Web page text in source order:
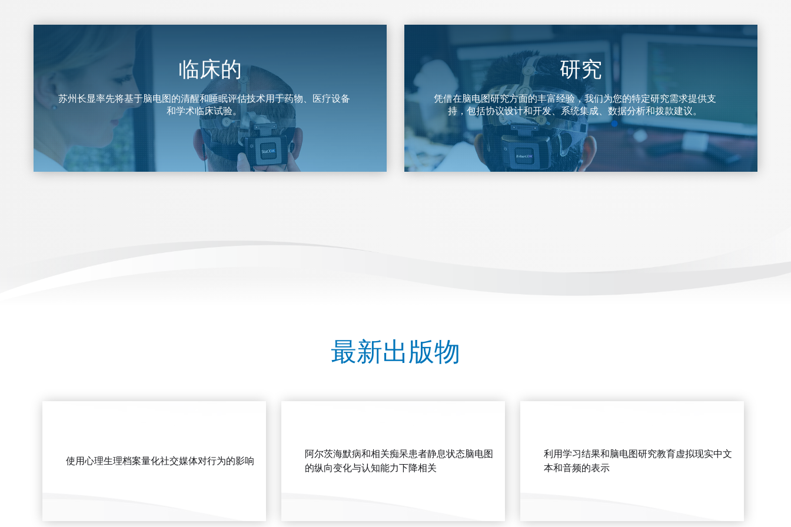
临床的
苏州长显率先将基于脑电图的清醒和睡眠评估技术用于药物、医疗设备
和学术临床试验。
研究
凭借在脑电图研究方面的丰富经验，我们为您的特定研究需求提供支
持，包括协议设计和开发、系统集成、数据分析和拨款建议。
最新出版物
使用心理生理档案量化社交媒体对行为的影响
阿尔茨海默病和相关痴呆患者静息状态脑电图
的纵向变化与认知能力下降相关
利用学习结果和脑电图研究教育虚拟现实中文
本和音频的表示